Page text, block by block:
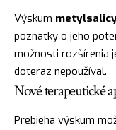
Výskum
poznatky o jeho
možnosti rozšírenia
doteraz nepoužíval.
Nové terapeutické
Prebieha výskum